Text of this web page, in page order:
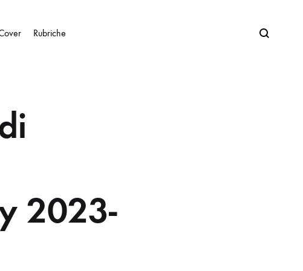
Rubriche Search
2023-